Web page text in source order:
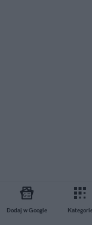
Dodaj w Google